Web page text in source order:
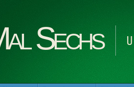
Sechs